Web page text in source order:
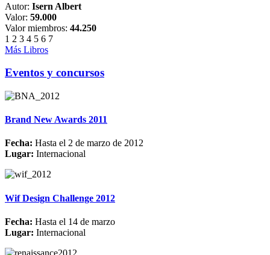
Autor: Isern Albert
Valor: 59.000
Valor miembros: 44.250
1 2 3 4 5 6 7
Más Libros
Eventos y concursos
Brand New Awards 2011
Fecha: Hasta el 2 de marzo de 2012
Lugar: Internacional
Wif Design Challenge 2012
Fecha: Hasta el 14 de marzo
Lugar: Internacional